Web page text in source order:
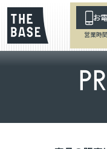
お
営業時
PR